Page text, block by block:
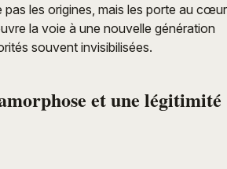
pas les origines, mais les porte au cœur
la voie à une nouvelle génération
souvent invisibilisées.
et une légitimité